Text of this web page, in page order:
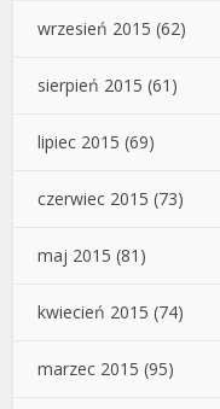
wrzesień 2015 (62)
sierpień 2015 (61)
lipiec 2015 (69)
czerwiec 2015 (73)
maj 2015 (81)
kwiecień 2015 (74)
marzec 2015 (95)